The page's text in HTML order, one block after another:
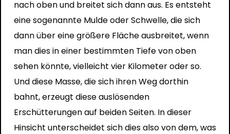
nach oben und breitet sich dann aus. Es entsteht
eine sogenannte Mulde oder Schwelle, die sich
dann über eine größere Fläche ausbreitet, wenn
man dies in einer bestimmten Tiefe von oben
sehen könnte, vielleicht vier Kilometer oder so.
Und diese Masse, die sich ihren Weg dorthin
bahnt, erzeugt diese auslösenden
Erschütterungen auf beiden Seiten. In dieser
Hinsicht unterscheidet sich dies also von dem, was